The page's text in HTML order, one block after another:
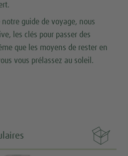
guide de voyage, nous
les clés pour passer des
que les moyens de rester en
vous prélassez au soleil.
